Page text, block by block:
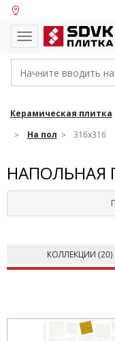
Керамическая плитка
На пол
316х316
НАПОЛЬНАЯ
КОЛЛЕКЦИИ (20)